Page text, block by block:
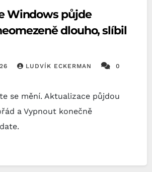
Windows půjde
dlouho, slíbil
LUDVÍK ECKERMAN 0
se mění. Aktualizace půjdou
a Vypnout konečně